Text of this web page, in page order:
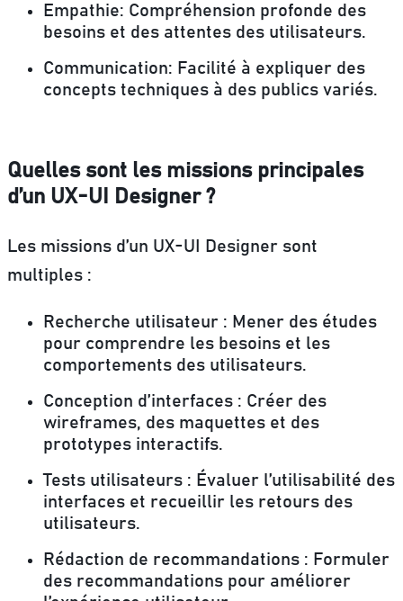
Empathie: Compréhension profonde des
besoins et des attentes des utilisateurs.
Communication: Facilité à expliquer des
concepts techniques à des publics variés.
Quelles sont les missions principales
d’un UX-UI Designer ?
Les missions d’un UX-UI Designer sont
multiples :
Recherche utilisateur : Mener des études
pour comprendre les besoins et les
comportements des utilisateurs.
Conception d’interfaces : Créer des
wireframes, des maquettes et des
prototypes interactifs.
Tests utilisateurs : Évaluer l’utilisabilité des
interfaces et recueillir les retours des
utilisateurs.
Rédaction de recommandations : Formuler
des recommandations pour améliorer